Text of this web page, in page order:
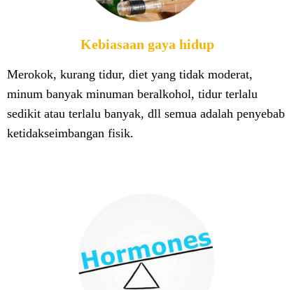
Kebiasaan gaya hidup
Merokok, kurang tidur, diet yang tidak moderat,
minum banyak minuman beralkohol, tidur terlalu
sedikit atau terlalu banyak, dll semua adalah penyebab
ketidakseimbangan fisik.